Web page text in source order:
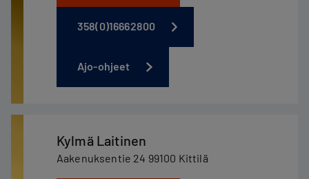
358(0)16662800
Ajo-ohjeet
Kylmä Laitinen
Aakenuksentie 24 99100 Kittilä